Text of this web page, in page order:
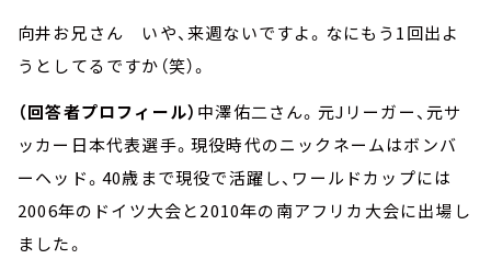
向井お兄さん いや、来週ないですよ。なにもう1回出よ
うとしてるですか（笑）。
（回答者プロフィール） 中澤佑二さん。元Jリーガー、元サ
ッカー日本代表選手。現役時代のニックネームはボンバ
ーヘッド。40歳まで現役で活躍し、ワールドカップには
2006年のドイツ大会と2010年の南アフリカ大会に出場し
ました。